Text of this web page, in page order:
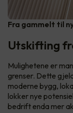
Fra gammelt til
Utskifting
Mulighetene er
grenser. Dette
moderne bygg,
lokker nye
bedrift enda mer